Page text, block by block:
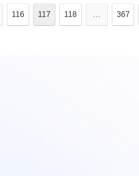
116 117 118 … 367